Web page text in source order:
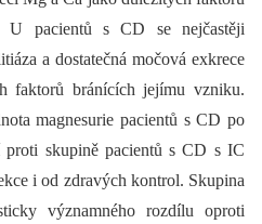
U pacientů s CD se nejčastěji
a dostatečná močová exkrece
faktorů bránících jejímu vzniku.
magnesurie pacientů s CD po
skupině pacientů s CD s IC
i od zdravých kontrol. Skupina
významného rozdílu oproti